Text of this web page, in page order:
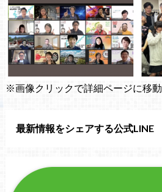
※画像クリックで詳細ページに移動
最新情報をシェアする公式LINE